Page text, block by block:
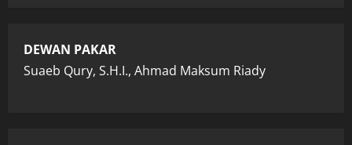
DEWAN PAKAR
Suaeb Qury, S.H.I., Ahmad Maksum Riady